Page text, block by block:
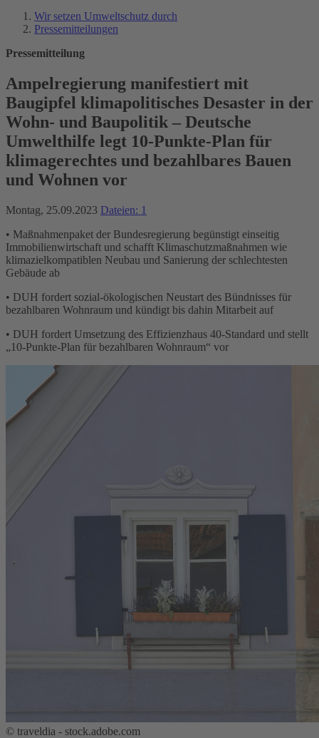
Wir setzen Umweltschutz durch
Pressemitteilungen
Pressemitteilung
Ampelregierung manifestiert mit
Baugipfel klimapolitisches Desaster in der
Wohn- und Baupolitik – Deutsche
Umwelthilfe legt 10-Punkte-Plan für
klimagerechtes und bezahlbares Bauen
und Wohnen vor
Montag, 25.09.2023 Dateien: 1
• Maßnahmenpaket der Bundesregierung begünstigt einseitig
Immobilienwirtschaft und schafft Klimaschutzmaßnahmen wie
klimazielkompatiblen Neubau und Sanierung der schlechtesten
Gebäude ab
• DUH fordert sozial-ökologischen Neustart des Bündnisses für
bezahlbaren Wohnraum und kündigt bis dahin Mitarbeit auf
• DUH fordert Umsetzung des Effizienzhaus 40-Standard und stellt
„10-Punkte-Plan für bezahlbaren Wohnraum“ vor
© traveldia - stock.adobe.com